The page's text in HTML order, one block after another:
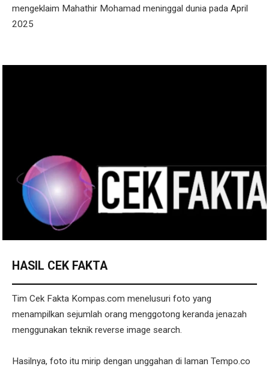
mengeklaim Mahathir Mohamad meninggal dunia pada April
2025
HASIL CEK FAKTA
Tim Cek Fakta Kompas.com menelusuri foto yang
menampilkan sejumlah orang menggotong keranda jenazah
menggunakan teknik reverse image search.
Hasilnya, foto itu mirip dengan unggahan di laman Tempo.co